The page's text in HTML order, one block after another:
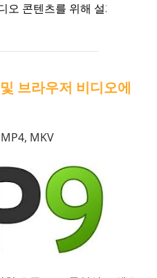
오 콘텐츠를 위해 설계되었
브라우저 비디오에
MKV